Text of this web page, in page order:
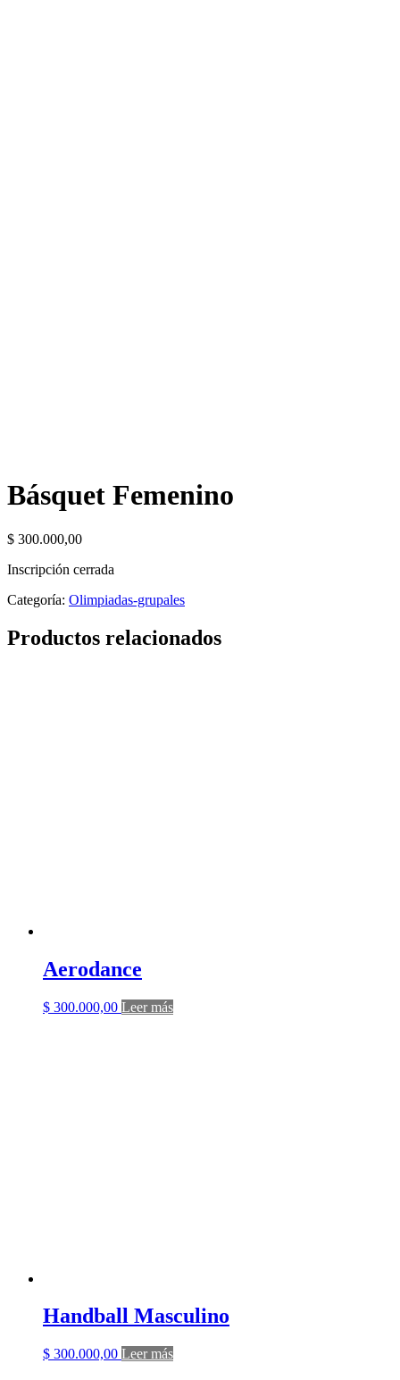
Básquet Femenino
$ 300.000,00
Inscripción cerrada
Categoría: Olimpiadas-grupales
Productos relacionados
Aerodance
$ 300.000,00 Leer más
Handball Masculino
$ 300.000,00 Leer más